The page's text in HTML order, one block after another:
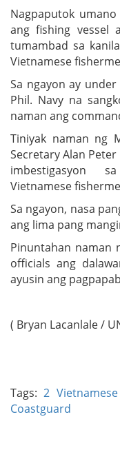
Nagpaputok
ang fishing vessel
tumambad sa
Vietnamese
Sa ngayon ay
Phil. Navy na
naman ang
Tiniyak naman ng
Secretary Alan
imbestigasyon
Vietnamese
Sa ngayon, nasa
ang lima pang
Pinuntahan naman
officials ang
ayusin ang
( Bryan Lacanlale /
Tags:2
Coastguard